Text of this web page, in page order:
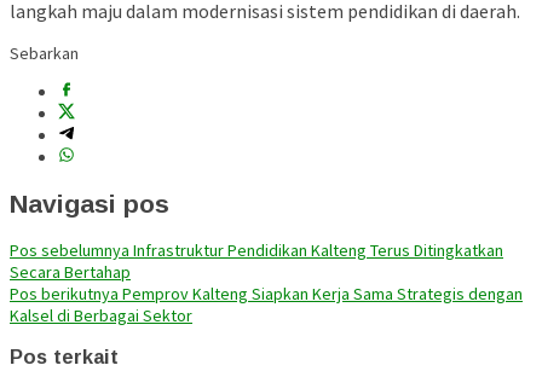
langkah maju dalam modernisasi sistem pendidikan di daerah.
Sebarkan
Navigasi pos
Pos sebelumnya Infrastruktur Pendidikan Kalteng Terus Ditingkatkan
Secara Bertahap
Pos berikutnya Pemprov Kalteng Siapkan Kerja Sama Strategis dengan
Kalsel di Berbagai Sektor
Pos terkait